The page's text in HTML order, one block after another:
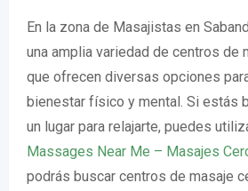
En la zona de Masajistas en
una amplia variedad de centros de
que ofrecen diversas opciones
bienestar físico y mental. Si estás
un lugar para relajarte, puedes
Massages Near Me – Masajes
podrás buscar centros de masaje